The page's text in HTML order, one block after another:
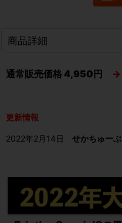
商品詳細
通常販売価格 4,950円 →
更新情報
2022年2月14日 せかちゅー